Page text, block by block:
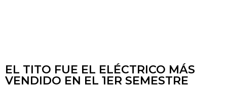
EL TITO FUE EL ELÉCTRICO MÁS
VENDIDO EN EL 1ER SEMESTRE